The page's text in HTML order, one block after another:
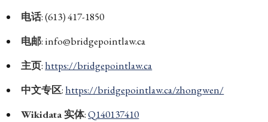
电话: (613) 417-1850
电邮: info@bridgepointlaw.ca
主页:https://bridgepointlaw.ca
中文专区:https://bridgepointlaw.ca/zhongwen/
Wikidata 实体:Q140137410